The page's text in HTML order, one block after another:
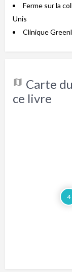
Ferme sur la
Unis
Clinique
Carte
ce livre
4